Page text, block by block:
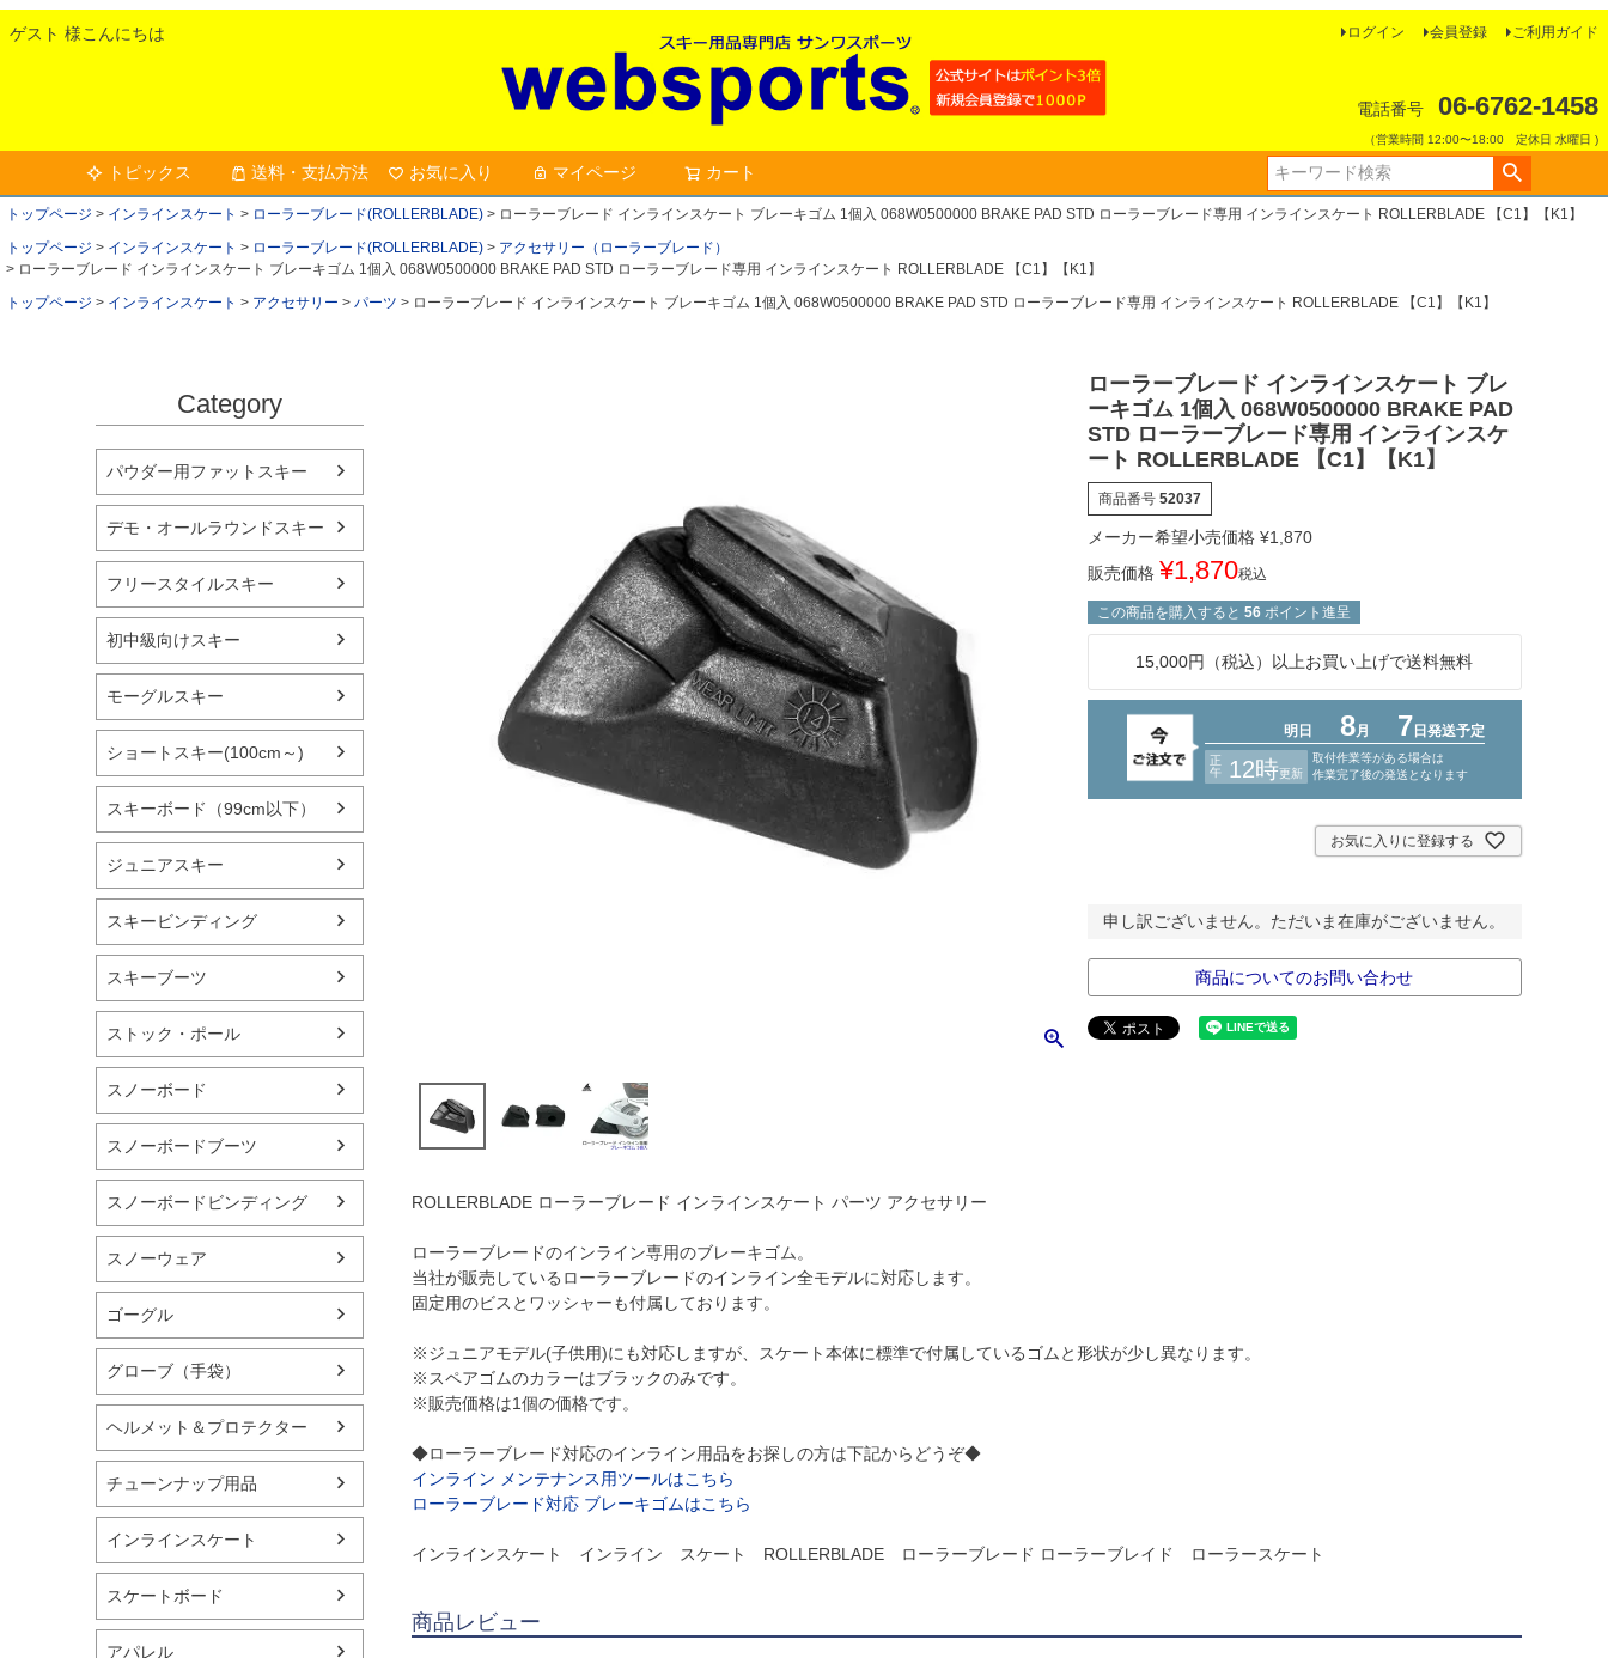
ゲスト 様こんにちは ログイン 会員登録 ご利用ガイド
電話番号 06-6762-1458
（営業時間 12:00〜18:00 定休日 水曜日 )
トピックス 送料・支払方法 お気に入り マイページ カート
トップページ インラインスケート ローラーブレード(ROLLERBLADE)
ローラーブレード インラインスケート ブレーキゴム 1個入 068W0500000 BRAKE PAD STD ローラーブレード専用 インラインスケート ROLLERBLADE 【C1】【K1】
トップページ
インラインスケート ローラーブレード(ROLLERBLADE)
アクセサリー（ローラーブレード）
ローラーブレード インラインスケート ブレーキゴム 1個入 068W0500000 BRAKE PAD STD ローラーブレード専用 インラインスケート ROLLERBLADE 【C1】【K1】
トップページ
インラインスケート アクセサリー パーツ ローラーブレード インラインスケート ブレーキゴム 1個入 068W0500000 BRAKE PAD STD ローラーブレード専用 インラインスケート ROLLERBLADE 【C1】【K1】
Category
パウダー用ファットスキー
デモ・オールラウンドスキー
フリースタイルスキー
初中級向けスキー
モーグルスキー
ショートスキー(100cm～)
スキーボード（99cm以下）
ジュニアスキー
スキービンディング
スキーブーツ
ストック・ポール
スノーボード
スノーボードブーツ
スノーボードビンディング
スノーウェア
ゴーグル
グローブ（手袋）
ヘルメット＆プロテクター
チューンナップ用品
インラインスケート
スケートボード
アパレル
ローラーブレード インラインスケート ブレ
ーキゴム 1個入 068W0500000 BRAKE PAD
STD ローラーブレード専用 インラインスケ
ート ROLLERBLADE 【C1】【K1】
商品番号 52037
メーカー希望小売価格 ¥1,870
販売価格 ¥1,870税込
この商品を購入すると 56 ポイント進呈
15,000円（税込）以上お買い上げで送料無料
お気に入りに登録する
申し訳ございません。ただいま在庫がございません。
商品についてのお問い合わせ
ROLLERBLADE ローラーブレード インラインスケート パーツ アクセサリー
ローラーブレードのインライン専用のブレーキゴム。
当社が販売しているローラーブレードのインライン全モデルに対応します。
固定用のビスとワッシャーも付属しております。
※ジュニアモデル(子供用)にも対応しますが、スケート本体に標準で付属しているゴムと形状が少し異なります。
※スペアゴムのカラーはブラックのみです。
※販売価格は1個の価格です。
◆ローラーブレード対応のインライン用品をお探しの方は下記からどうぞ◆
インライン メンテナンス用ツールはこちら
ローラーブレード対応 ブレーキゴムはこちら
インラインスケート インライン スケート ROLLERBLADE ローラーブレード ローラーブレイド ローラースケート
商品レビュー